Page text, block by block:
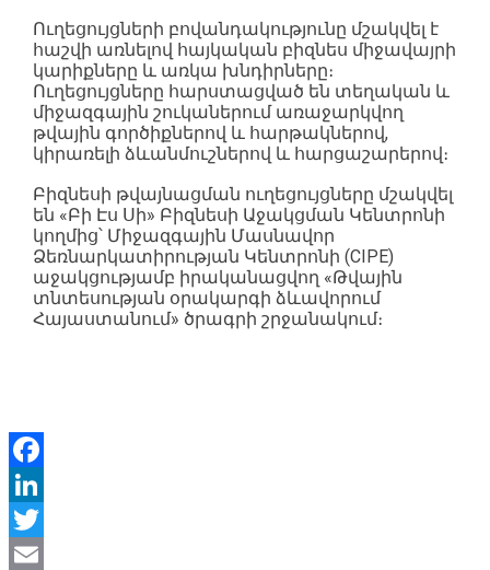
Ուղեցույցների բովանդակությունը մշակվել է
հաշվի առնելով հայկական բիզնես միջավայրի
կարիքները և առկա խնդիրները։
Ուղեցույցները հարստացված են տեղական և
միջազգային շուկաներում առաջարկվող
թվային գործիքներով և հարթակներով,
կիրառելի ձևանմուշներով և հարցաշարերով։
Բիզնեսի թվայնացման ուղեցույցները մշակվել
են «Բի Էս Սի» Բիզնեսի Աջակցման Կենտրոնի
կողմից՝ Միջազգային Մասնավոր
Ձեռնարկատիրության Կենտրոնի (CIPE)
աջակցությամբ իրականացվող «Թվային
տնտեսության օրակարգի ձևավորում
Հայաստանում» ծրագրի շրջանակում։
Facebook
LinkedIn
Twitter